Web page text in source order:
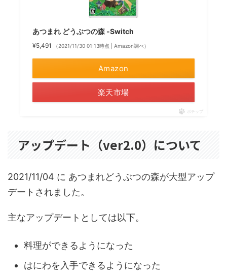
あつまれ どうぶつの森 -Switch
¥5,491 （2021/11/30 01:13時点 | Amazon調べ）
Amazon
楽天市場
ポチップ
アップデート（ver2.0）について
2021/11/04 に あつまれどうぶつの森が大型アップ
デートされました。
主なアップデートとしては以下。
料理ができるようになった
はにわを入手できるようになった